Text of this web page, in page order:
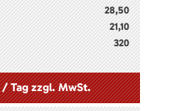
28,50
21,10
320
Tag zzgl. MwSt.